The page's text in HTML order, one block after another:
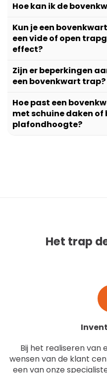
Hoe kan ik de
Kun je een
een vide of open
effect?
Zijn er beperkingen
een bovenkwart trap?
Hoe past een
met schuine daken of
plafondhoogte?
Het trap
Bij het realiseren van
wensen van de klant
een van onze